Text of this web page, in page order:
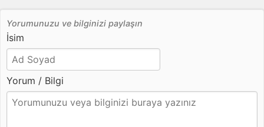
Yorumunuzu ve bilginizi paylaşın
İsim
Yorum / Bilgi